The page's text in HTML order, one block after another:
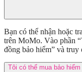
Bạn có thể nhận hoặc
trên MoMo. Vào phần
đồng bảo hiểm” và truy
Tôi có thể mua bảo